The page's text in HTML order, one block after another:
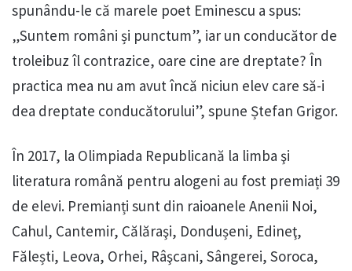
spunându-le că marele poet Eminescu a spus:
„Suntem români și punctum”, iar un conducător de
troleibuz îl contrazice, oare cine are dreptate? În
practica mea nu am avut încă niciun elev care să-i
dea dreptate conducătorului”, spune Ștefan Grigor.
În 2017, la Olimpiada Republicană la limba şi
literatura română pentru alogeni au fost premiați 39
de elevi. Premianți sunt din raioanele Anenii Noi,
Cahul, Cantemir, Călăraşi, Dondușeni, Edineţ,
Fălești, Leova, Orhei, Râşcani, Sângerei, Soroca,